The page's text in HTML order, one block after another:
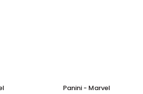
Panini - Marvel